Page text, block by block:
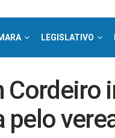
LEGISLATIVO
Cordeiro
pelo